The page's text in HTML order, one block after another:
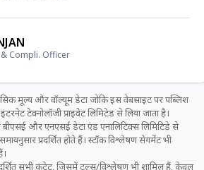
Compli. Officer
मूल्य और वॉल्यूम डेटा जोकि इस वेबसाइट पर पब्लिश
टेक्नोलॉजी प्राइवेट लिमिटेड से लिया जाता है।
और एनएसई डेटा एंड एनालिटिक्स लिमिटिडे से
प्रदर्शित होते हैं। स्टॉक विश्लेषण सेगमेंट भी
सभी कंटेट, जिसमें टूल्स/विश्लेषण भी शामिल हैं, केवल